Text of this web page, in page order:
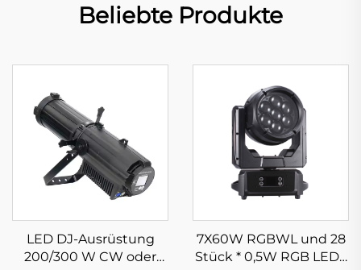
Beliebte Produkte
LED DJ-Ausrüstung
200/300 W CW oder
7X60W RGBWL und 28
Stück * 0,5W RGB LEDS